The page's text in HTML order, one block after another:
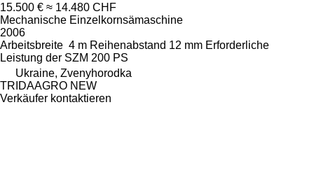
15.500 € ≈ 14.480 CHF
Mechanische Einzelkornsämaschine
2006
Arbeitsbreite 4 m Reihenabstand 12 mm Erforderliche
Leistung der SZM 200 PS
Ukraine, Zvenyhorodka
TRIDAAGRO NEW
Verkäufer kontaktieren